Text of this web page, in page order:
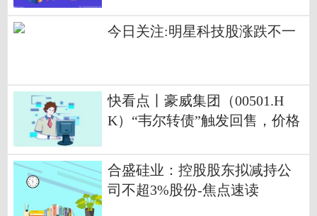
今日关注:明星科技股涨跌不一
快看点丨豪威集团（00501.H
K）“韦尔转债”触发回售，价格
合盛硅业：控股股东拟减持公
司不超3%股份-焦点速读